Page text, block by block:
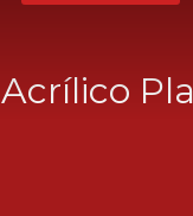
Acrílico